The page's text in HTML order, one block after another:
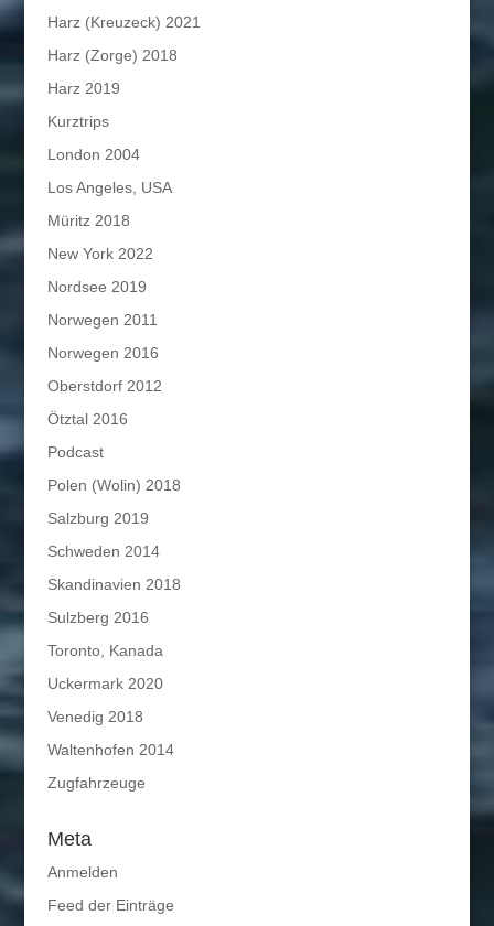
Harz (Kreuzeck) 2021
Harz (Zorge) 2018
Harz 2019
Kurztrips
London 2004
Los Angeles, USA
Müritz 2018
New York 2022
Nordsee 2019
Norwegen 2011
Norwegen 2016
Oberstdorf 2012
Ötztal 2016
Podcast
Polen (Wolin) 2018
Salzburg 2019
Schweden 2014
Skandinavien 2018
Sulzberg 2016
Toronto, Kanada
Uckermark 2020
Venedig 2018
Waltenhofen 2014
Zugfahrzeuge
Meta
Anmelden
Feed der Einträge